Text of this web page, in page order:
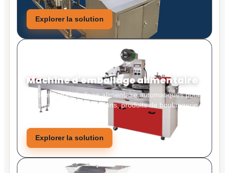
Explorer la solution
Machine d'emballage alimentaire
Systèmes d'emballage alimentaire automatiques pour
biscuits, bonbons, collations, produits de boulangerie
Explorer la solution